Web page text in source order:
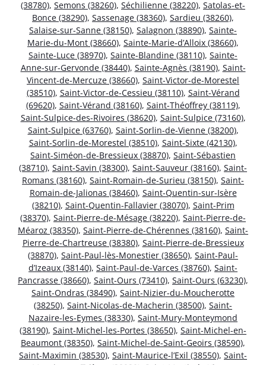
(38780), Semons (38260), Séchilienne (38220), Satolas-et-
Bonce (38290), Sassenage (38360), Sardieu (38260),
Salaise-sur-Sanne (38150), Salagnon (38890), Sainte-
Marie-du-Mont (38660), Sainte-Marie-d’Alloix (38660),
Sainte-Luce (38970), Sainte-Blandine (38110), Sainte-
Anne-sur-Gervonde (38440), Sainte-Agnès (38190), Saint-
Vincent-de-Mercuze (38660), Saint-Victor-de-Morestel
(38510), Saint-Victor-de-Cessieu (38110), Saint-Vérand
(69620), Saint-Vérand (38160), Saint-Théoffrey (38119),
Saint-Sulpice-des-Rivoires (38620), Saint-Sulpice (73160),
Saint-Sulpice (63760), Saint-Sorlin-de-Vienne (38200),
Saint-Sorlin-de-Morestel (38510), Saint-Sixte (42130),
Saint-Siméon-de-Bressieux (38870), Saint-Sébastien
(38710), Saint-Savin (38300), Saint-Sauveur (38160), Saint-
Romans (38160), Saint-Romain-de-Surieu (38150), Saint-
Romain-de-Jalionas (38460), Saint-Quentin-sur-Isère
(38210), Saint-Quentin-Fallavier (38070), Saint-Prim
(38370), Saint-Pierre-de-Mésage (38220), Saint-Pierre-de-
Méaroz (38350), Saint-Pierre-de-Chérennes (38160), Saint-
Pierre-de-Chartreuse (38380), Saint-Pierre-de-Bressieux
(38870), Saint-Paul-lès-Monestier (38650), Saint-Paul-
d’Izeaux (38140), Saint-Paul-de-Varces (38760), Saint-
Pancrasse (38660), Saint-Ours (73410), Saint-Ours (63230),
Saint-Ondras (38490), Saint-Nizier-du-Moucherotte
(38250), Saint-Nicolas-de-Macherin (38500), Saint-
Nazaire-les-Eymes (38330), Saint-Mury-Monteymond
(38190), Saint-Michel-les-Portes (38650), Saint-Michel-en-
Beaumont (38350), Saint-Michel-de-Saint-Geoirs (38590),
Saint-Maximin (38530), Saint-Maurice-l’Exil (38550), Saint-